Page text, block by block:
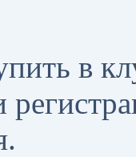
в